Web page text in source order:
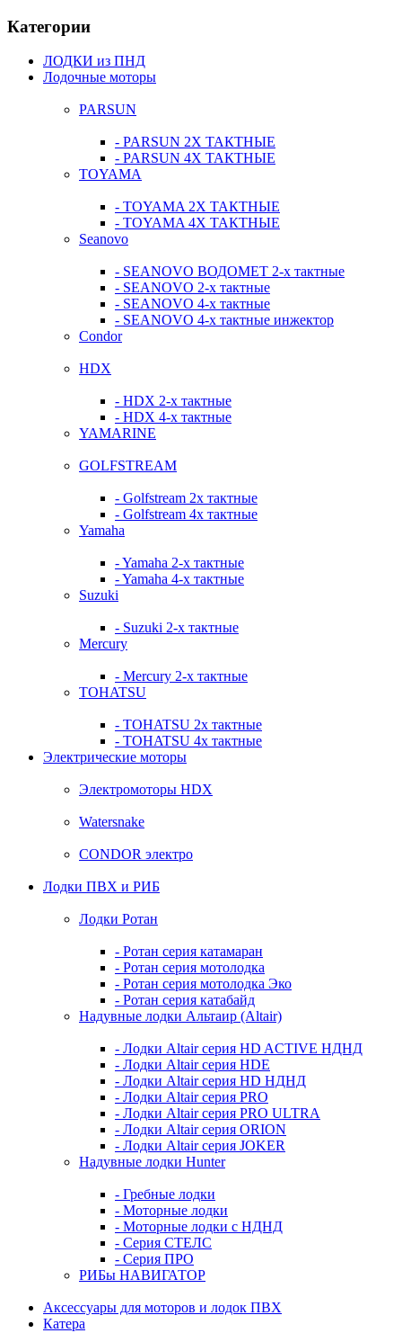
Категории
ЛОДКИ из ПНД
Лодочные моторы
PARSUN
- PARSUN 2Х ТАКТНЫЕ
- PARSUN 4Х ТАКТНЫЕ
TOYAMA
- TOYAMA 2Х ТАКТНЫЕ
- TOYAMA 4Х ТАКТНЫЕ
Seanovo
- SEANOVO ВОДОМЕТ 2-х тактные
- SEANOVO 2-х тактные
- SEANOVO 4-х тактные
- SEANOVO 4-х тактные инжектор
Condor
HDX
- HDX 2-х тактные
- HDX 4-х тактные
YAMARINE
GOLFSTREAM
- Golfstream 2х тактные
- Golfstream 4х тактные
Yamaha
- Yamaha 2-х тактные
- Yamaha 4-х тактные
Suzuki
- Suzuki 2-х тактные
Mercury
- Mercury 2-х тактные
TOHATSU
- TOHATSU 2х тактные
- TOHATSU 4х тактные
Электрические моторы
Электромоторы HDX
Watersnake
CONDOR электро
Лодки ПВХ и РИБ
Лодки Ротан
- Ротан серия катамаран
- Ротан серия мотолодка
- Ротан серия мотолодка Эко
- Ротан серия катабайд
Надувные лодки Альтаир (Altair)
- Лодки Altair серия HD ACTIVE НДНД
- Лодки Altair серия HDE
- Лодки Altair серия HD НДНД
- Лодки Altair серия PRO
- Лодки Altair серия PRO ULTRA
- Лодки Altair серия ORION
- Лодки Altair серия JOKER
Надувные лодки Hunter
- Гребные лодки
- Моторные лодки
- Моторные лодки с НДНД
- Серия СТЕЛС
- Серия ПРО
РИБы НАВИГАТОР
Аксессуары для моторов и лодок ПВХ
Катера